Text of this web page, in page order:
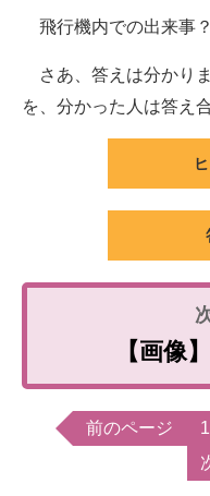
建設×テクノロジーの最前
ちょっと気になるネット
飛行機内での出来
さあ、答えは分かり
を、分かった人は答え
【画像
前のページ 1